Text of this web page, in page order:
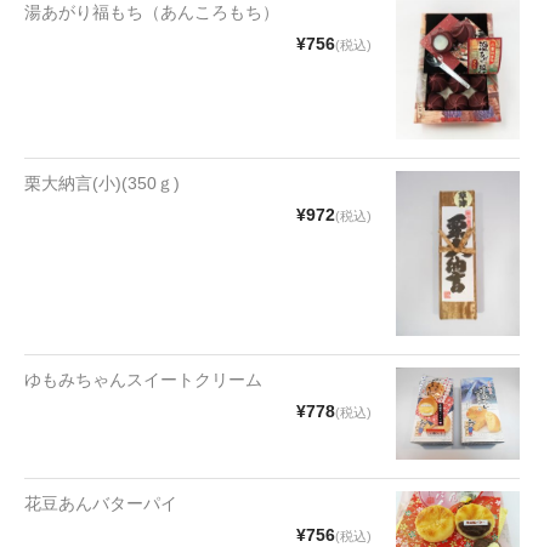
漬物・佃煮
もろみ漬け
麺類
湯あがり福もち（あんころもち）
¥756(税込)
栗大納言(小)(350ｇ)
¥972(税込)
ゆもみちゃんスイートクリーム
¥778(税込)
花豆あんバターパイ
¥756(税込)